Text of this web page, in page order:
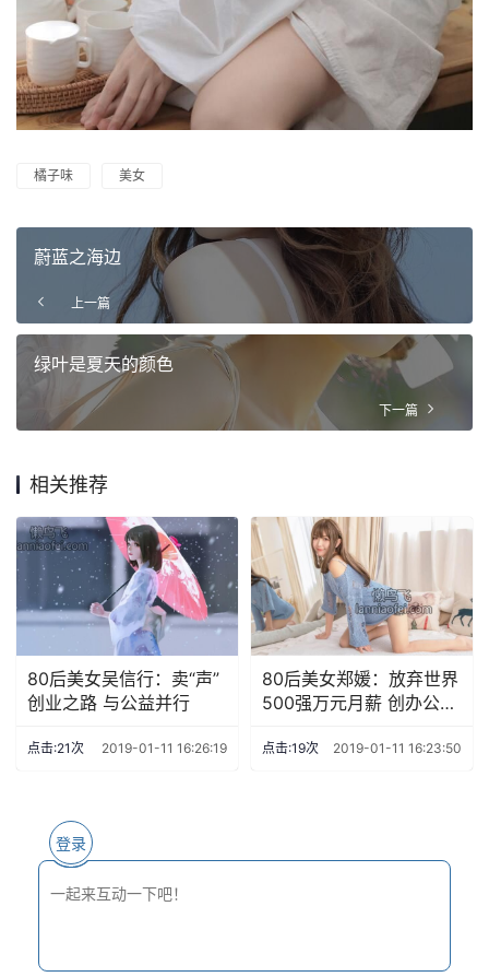
橘子味 美女
蔚蓝之海边
上一篇
绿叶是夏天的颜色
下一篇
相关推荐
80后美女吴信行：卖“声”
创业之路 与公益并行
点击:21次 2019-01-11 16:26:19
80后美女郑媛：放弃世界
500强万元月薪 创办公司
点击:19次 2019-01-11 16:23:50
登录